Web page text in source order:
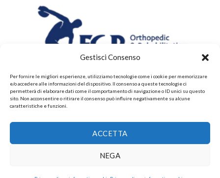
Gestisci Consenso
Per fornire le migliori esperienze, utilizziamo tecnologie come i cookie per memorizzare
e/o accedere alle informazioni del dispositivo. Il consenso a queste tecnologie ci
permetterà di elaborare dati come il comportamento di navigazione o ID unici su questo
sito. Non acconsentire o ritirare il consenso può influire negativamente su alcune
caratteristiche e funzioni.
ACCETTA
NEGA
POLITICHE DI RESI E DI RIMBORSI
Gruppo FAF srls, Via Montelparo 43 A-B